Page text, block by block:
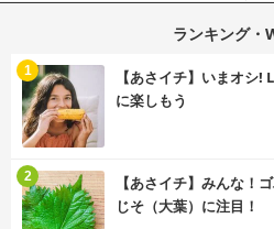
ランキング・
【あさイチ】いまオシ!
に楽しもう
1
【あさイチ】みんな！
じそ（大葉）に注目！
2